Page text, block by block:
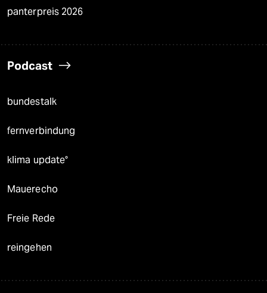
panterpreis 2026
Podcast
bundestalk
fernverbindung
klima update°
Mauerecho
Freie Rede
reingehen